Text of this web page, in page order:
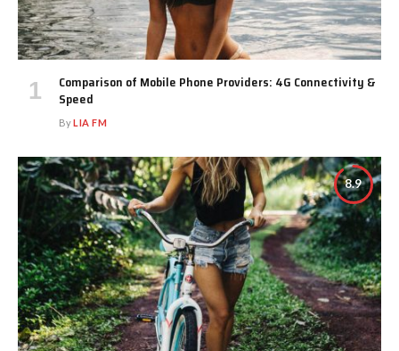
Comparison of Mobile Phone Providers: 4G Connectivity &
Speed
ByLIA FM
8.9